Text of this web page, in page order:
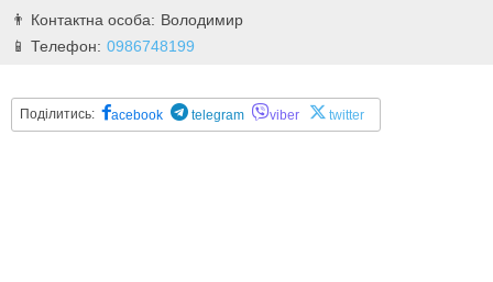
Володимир
0986748199
Поділитись: acebook telegram viber twitter